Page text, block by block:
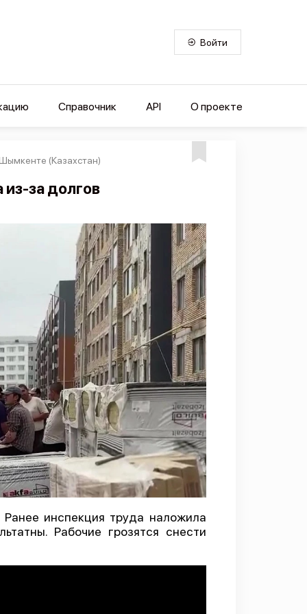
Войти
Справочник API О проекте
(Казахстан)
за долгов
инспекция труда наложила
Рабочие грозятся снести